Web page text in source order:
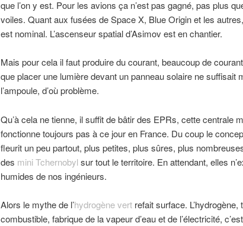
que l’on y est. Pour les avions ça n’est pas gagné, pas plus
voiles. Quant aux fusées de Space X, Blue Origin et les
est nominal. L’ascenseur spatial d’Asimov est en chantier.
Mais pour cela il faut produire du courant, beaucoup de
que placer une lumière devant un panneau solaire ne suffisait
l’ampoule, d’où problème.
Qu’à cela ne tienne, il suffit de bâtir des EPRs, cette centrale
fonctionne toujours pas à ce jour en France. Du coup le
fleurit un peu partout, plus petites, plus sûres, plus
des mini Tchernobyl sur tout le territoire. En attendant, elles
humides de nos ingénieurs.
Alors le mythe de l’hydrogène vert refait surface.
combustible, fabrique de la vapeur d’eau et de l’électricité,